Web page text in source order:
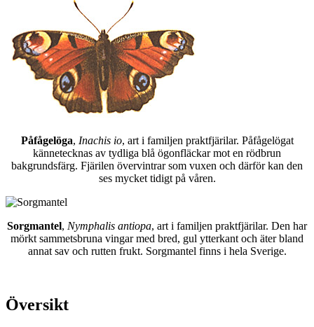
Påfågelöga, Inachis io, art i familjen praktfjärilar. Påfågelögat
kännetecknas av tydliga blå ögonfläckar mot en rödbrun
bakgrundsfärg. Fjärilen övervintrar som vuxen och därför kan den
ses mycket tidigt på våren.
Sorgmantel, Nymphalis antiopa, art i familjen praktfjärilar. Den har
mörkt sammetsbruna vingar med bred, gul ytterkant och äter bland
annat sav och rutten frukt. Sorgmantel finns i hela Sverige.
Översikt